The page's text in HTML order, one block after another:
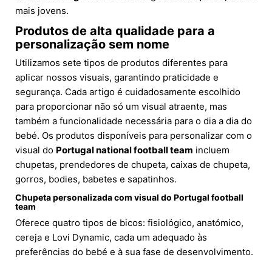
mais jovens.
Produtos de alta qualidade para a
personalização sem nome
Utilizamos sete tipos de produtos diferentes para
aplicar nossos visuais, garantindo praticidade e
segurança. Cada artigo é cuidadosamente escolhido
para proporcionar não só um visual atraente, mas
também a funcionalidade necessária para o dia a dia do
bebé. Os produtos disponíveis para personalizar com o
visual do Portugal national football team incluem
chupetas, prendedores de chupeta, caixas de chupeta,
gorros, bodies, babetes e sapatinhos.
Chupeta personalizada com visual do Portugal football
team
Oferece quatro tipos de bicos: fisiológico, anatómico,
cereja e Lovi Dynamic, cada um adequado às
preferências do bebé e à sua fase de desenvolvimento.